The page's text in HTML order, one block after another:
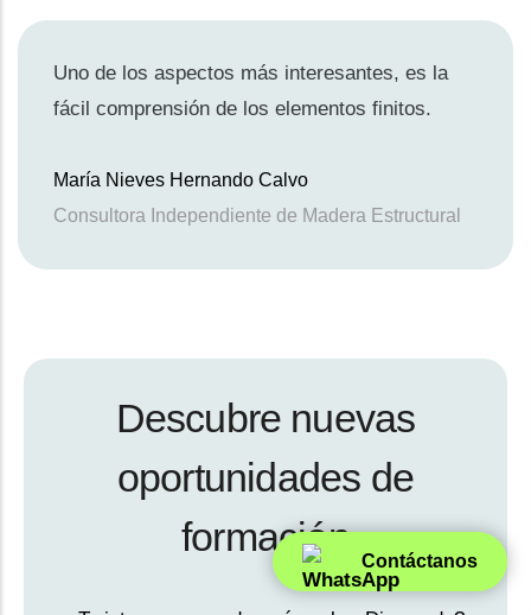
Uno de los aspectos más interesantes, es la
fácil comprensión de los elementos finitos.
María Nieves Hernando Calvo
Consultora Independiente de Madera Estructural
Descubre nuevas
oportunidades de
formación
Contáctanos